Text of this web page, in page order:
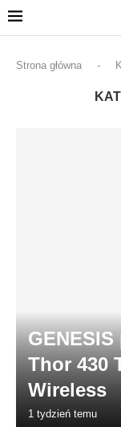
Strona główna -
Thor 430
Wireless
1 tydzień temu